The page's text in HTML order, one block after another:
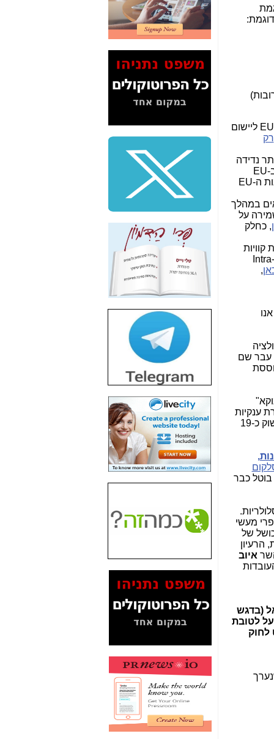
EU ליישום
רק
נדידה
EU
ה-EU
במהלך
על
, כחלק
קוויות
,
עבר שם
ענקיות
ובעלות תשתיות מגוונות דוגמת סלקום, שנמצאת בשוק התקשורת הישראלי מזה כ-24 שנה ופרטנר, שנמצאת בשוק כ-19
בוטל כבר
פרי מעשי
של
איוב
(בדגש
לטובת
לחוק
2" על תעלולי השר
משה כחלון -כאן
המשך חשיפת הבלוף
ששמו "מהפיכת
הסלולר" ואיך מסרסים
כאן
סיכום ביקור בסיליקון
משקיעות ומפתחות
באותם תחומים -כאן
שלמה פילבר (עד
לאחרונה מנכ"ל משרד
התקשורת) - עד
מדינה? הצחקתם
"יש אפליה בחקירה"?
חשיפה: למה השר
משה כחלון לא נחקר
עד היום? -
כאן
חשיפת חשד לשחיתות
הדומה לזו של "תיק
הסלולר -כאן
חשיפת מה שלא
רוצים שתדעו בעניין
פריסת אנלימיטד
(בניחוח בלתי נסבל) -
כאן
חשיפה: איוב קרא
אישר לקבוצת סלקום
בדיוק מה שביבי אישר
כאן
האם השר איוב קרא
היה צריך בכלל לחתום
על האישור, שנתן
האם ביבי וקרא קבלו
בכלל תמורה עבור
ההטבות הרגולטוריות
המסמכים בנושא בזק-
Yes (תיק 4000)
מוכיחים "תפירת תיק"
לאיש הלא נכון! -כאן
עובדות ומסמכים
האם ביבי כשר
תקשורת עזר לקב'
בזק? -כאן
מה מקור ה-Fake
News שהביא לתפירת
תיק לביבי והעלמת
החשודים הנכונים -כאן